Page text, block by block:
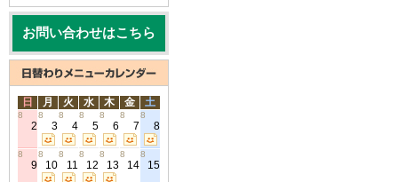
お問い合わせはこちら
日 月 火 水 木 金 土
8
2
8
3
8
4
8
5
8
6
8
7
8
8
8
9
8
10
8
11
8
12
8
13
8
14
8
15